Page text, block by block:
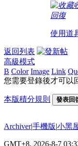
回復
使用道
返回列表
高級模式
B Color Image Link
您需要登錄後才可以
本版積分規則 發表回
Archiver|手機版|小黑
GMT+8, 2026-8-7